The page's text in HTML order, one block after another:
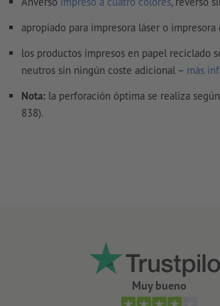
apropiado para impresora láser o
los productos impresos en papel reciclado
neutros sin ningún coste adicional – más
Nota: la perforación óptima se realiza
838).
Muy bueno